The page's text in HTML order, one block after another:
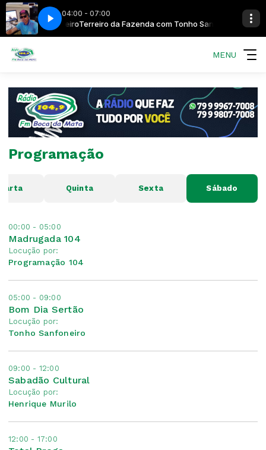
04:00 - 07:00
Tonho SanfoneiroTerreiro da Fazenda com Tonho Sanfoneiro
MENU
Programação
Quinta Sexta Sábado
00:00 - 05:00
Madrugada 104
Locução por:
Programação 104
05:00 - 09:00
Bom Dia Sertão
Locução por:
Tonho Sanfoneiro
09:00 - 12:00
Sabadão Cultural
Locução por:
Henrique Murilo
12:00 - 17:00